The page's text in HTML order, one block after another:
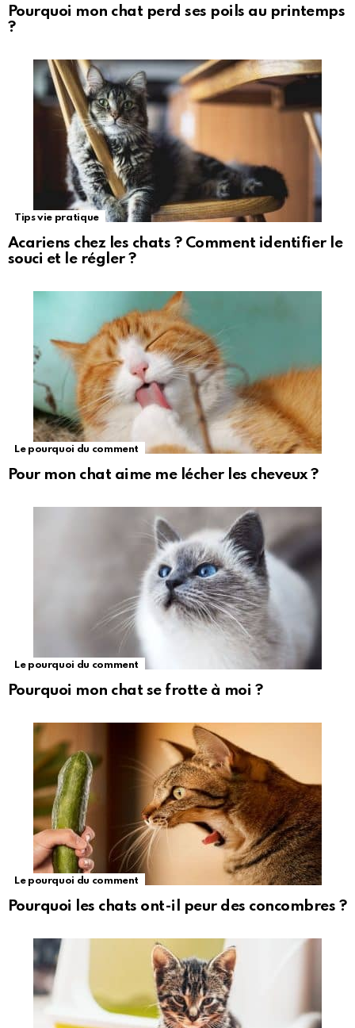
Pourquoi mon chat perd ses poils au printemps
?
Tips vie pratique
Acariens chez les chats ? Comment identifier le
souci et le régler ?
Le pourquoi du comment
Pour mon chat aime me lécher les cheveux ?
Le pourquoi du comment
Pourquoi mon chat se frotte à moi ?
Le pourquoi du comment
Pourquoi les chats ont-il peur des concombres ?